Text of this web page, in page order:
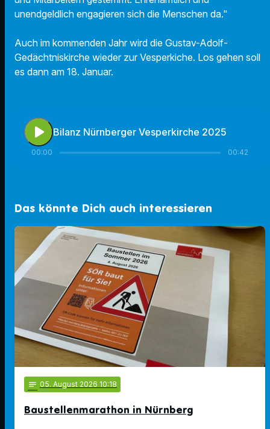
unendgeldlich engagieren sich die Menschen da."
Auch im kommenden Jahr wird die Gustav-Adolf-
Gedächtniskirche wieder zur Vesperkiche. Los gehen soll
es dann am 18. Januar.
play_arrow Bilanz Nürnberger Vesperkirche 2025
00:00 00:42
Das könnte Dich auch interessieren
notes 05. August 2026 10:18
Baustellenmarathon in Nürnberg